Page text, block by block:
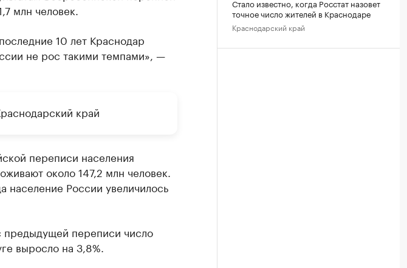
млн человек.
10 лет Краснодар
не рос такими темпами», —
край
переписи населения
около 147,2 млн человек.
России увеличилось
предыдущей переписи число
выросло на 3,8%.
Стало известно, когда Росстат назовет
точное число жителей в Краснодаре
Краснодарский край